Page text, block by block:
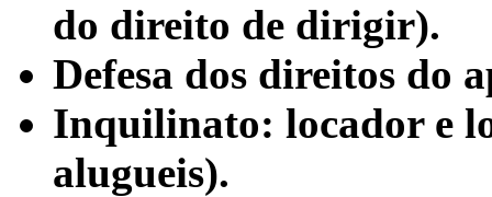
do direito de dirigir).
Defesa dos direitos do
Inquilinato: locador e
alugueis).